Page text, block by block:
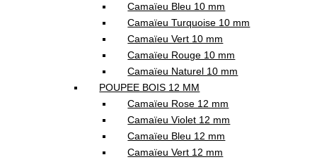
Camaïeu Bleu 10 mm
Camaïeu Turquoise 10 mm
Camaïeu Vert 10 mm
Camaïeu Rouge 10 mm
Camaïeu Naturel 10 mm
POUPEE BOIS 12 MM
Camaïeu Rose 12 mm
Camaïeu Violet 12 mm
Camaïeu Bleu 12 mm
Camaïeu Vert 12 mm